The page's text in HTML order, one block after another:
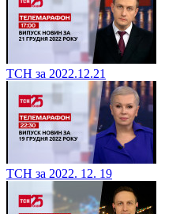
ТСН за 2022.12.21
ТСН за 2022. 12. 19